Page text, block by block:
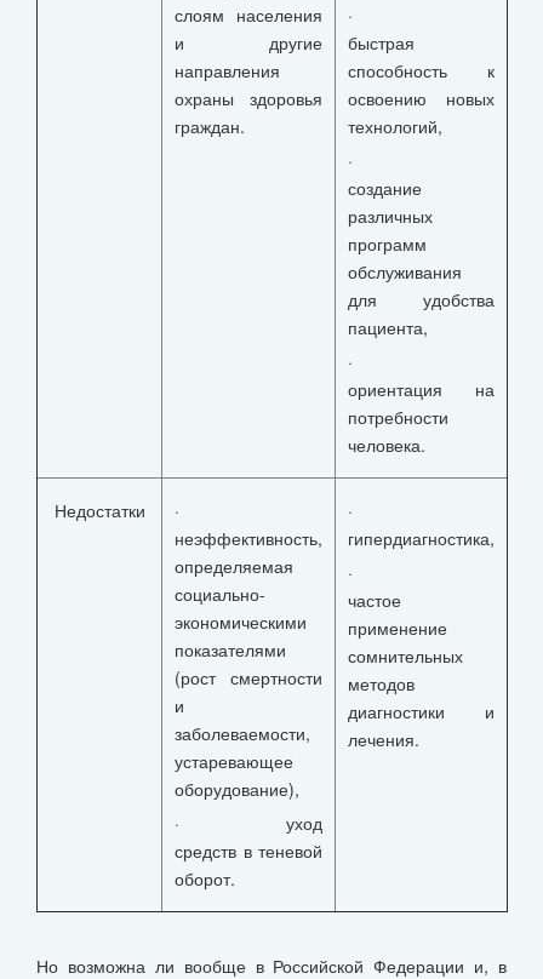
слоям населения
и другие
направления
охраны здоровья
граждан.
·
быстрая
способность к
освоению новых
технологий,
·
создание
различных
программ
обслуживания
для удобства
пациента,
·
ориентация на
потребности
человека.
Недостатки
·
неэффективность,
определяемая
социально-
экономическими
показателями
(рост смертности
и
заболеваемости,
устаревающее
оборудование),
· уход
средств в теневой
оборот.
·
гипердиагностика,
·
частое
применение
сомнительных
методов
диагностики и
лечения.
Но возможна ли вообще в Российской Федерации и, в